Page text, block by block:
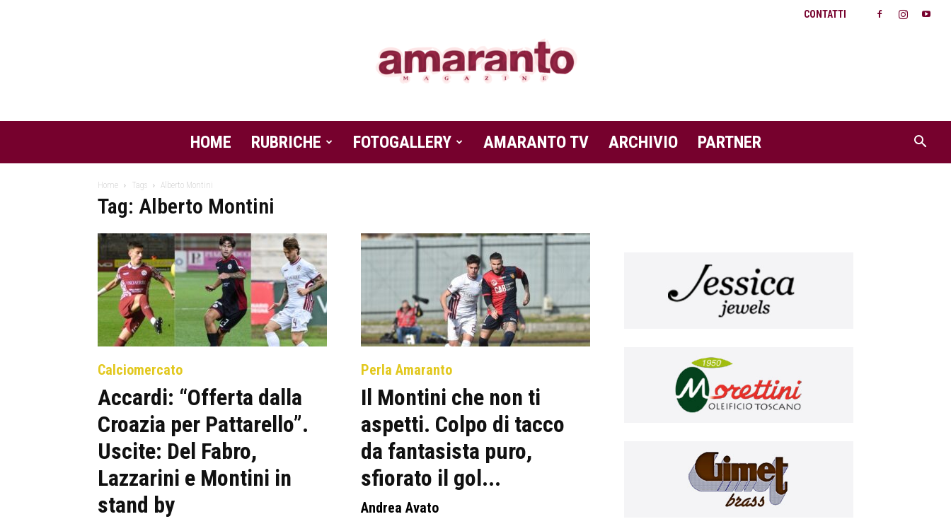
CONTATTI
Amaranto
Magazine
HOME RUBRICHE FOTOGALLERY AMARANTO TV ARCHIVIO PARTNER
Home Tags Alberto Montini
Tag: Alberto Montini
Calciomercato
Accardi: “Offerta dalla
Croazia per Pattarello”.
Uscite: Del Fabro,
Lazzarini e Montini in
stand by
Perla Amaranto
Il Montini che non ti
aspetti. Colpo di tacco
da fantasista puro,
sfiorato il gol...
Andrea Avato